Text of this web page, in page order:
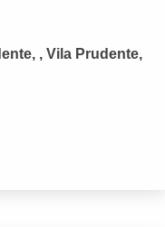
, Vila Prudente,